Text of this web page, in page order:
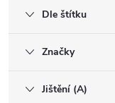
Dle štítku
Značky
Jištění (A)